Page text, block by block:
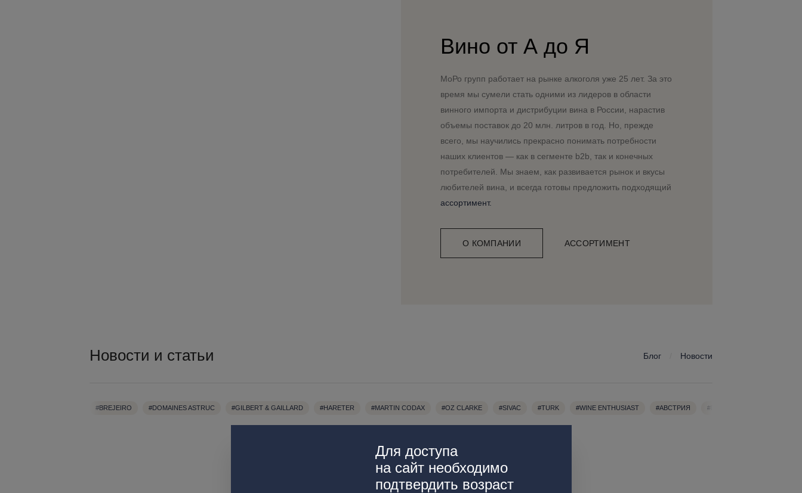
Для доступа
на сайт необходимо
подтвердить возраст
Вино от А до Я
МоРо групп работает на рынке алкоголя уже 25 лет. За это
время мы сумели стать одними из лидеров в области
винного импорта и дистрибуции вина в России, нарастив
объемы поставок до 20 млн. литров в год. Но, прежде
всего, мы научились прекрасно понимать потребности
наших клиентов — как в сегменте b2b, так и конечных
потребителей. Мы знаем, как развивается рынок и вкусы
любителей вина, и всегда готовы предложить подходящий
ассортимент.
О КОМПАНИИ АССОРТИМЕНТ
Новости и статьи Блог Новости
#BREJEIRO #DOMAINES ASTRUC #GILBERT & GAILLARD #HARETER #MARTIN CODAX #OZ CLARKE #SIVAC #TURK #WINE ENTHUSIAST #АВСТРИЯ #ГРЮНЕР ВЕЛЬТЛИНЕР